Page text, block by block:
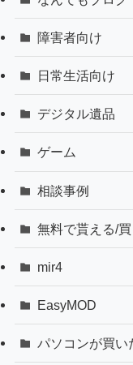
障害者向け
日常生活向け
デジタル遺品
ゲーム
相談事例
無料で貰える/
mir4
EasyMOD
パソコンが買い